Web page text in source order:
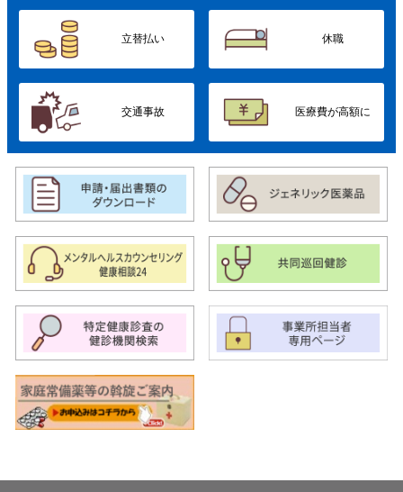
立替払い 休職
交通事故 医療費が高額に